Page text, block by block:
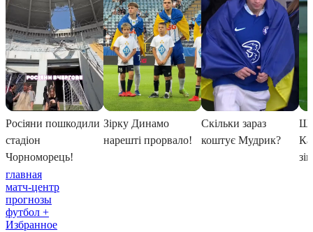
главная
матч-центр
прогнозы
футбол +
Избранное